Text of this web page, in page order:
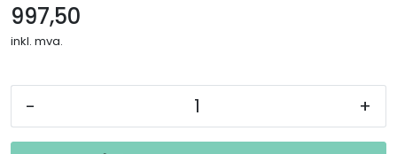
997,50
inkl. mva.
- +